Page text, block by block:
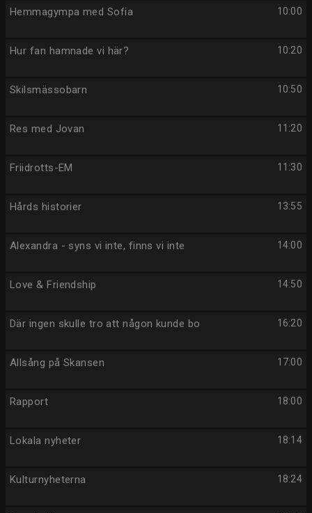
10:00
Hemmagympa med Sofia
10:20
Hur fan hamnade vi här?
10:50
Skilsmässobarn
11:20
Res med Jovan
11:30
Friidrotts-EM
13:55
Hårds historier
14:00
Alexandra - syns vi inte, finns vi inte
14:50
Love & Friendship
16:20
Där ingen skulle tro att någon kunde bo
17:00
Allsång på Skansen
18:00
Rapport
18:14
Lokala nyheter
18:24
Kulturnyheterna